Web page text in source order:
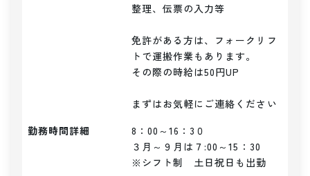
整理、伝票の入力等
免許がある方は、フォークリフ
トで運搬作業もあります。
その際の時給は50円UP
まずはお気軽にご連絡ください
勤務時間詳細
8：00～16：3０
３月～９月は７:00～15：30
※シフト制　土日祝日も出勤